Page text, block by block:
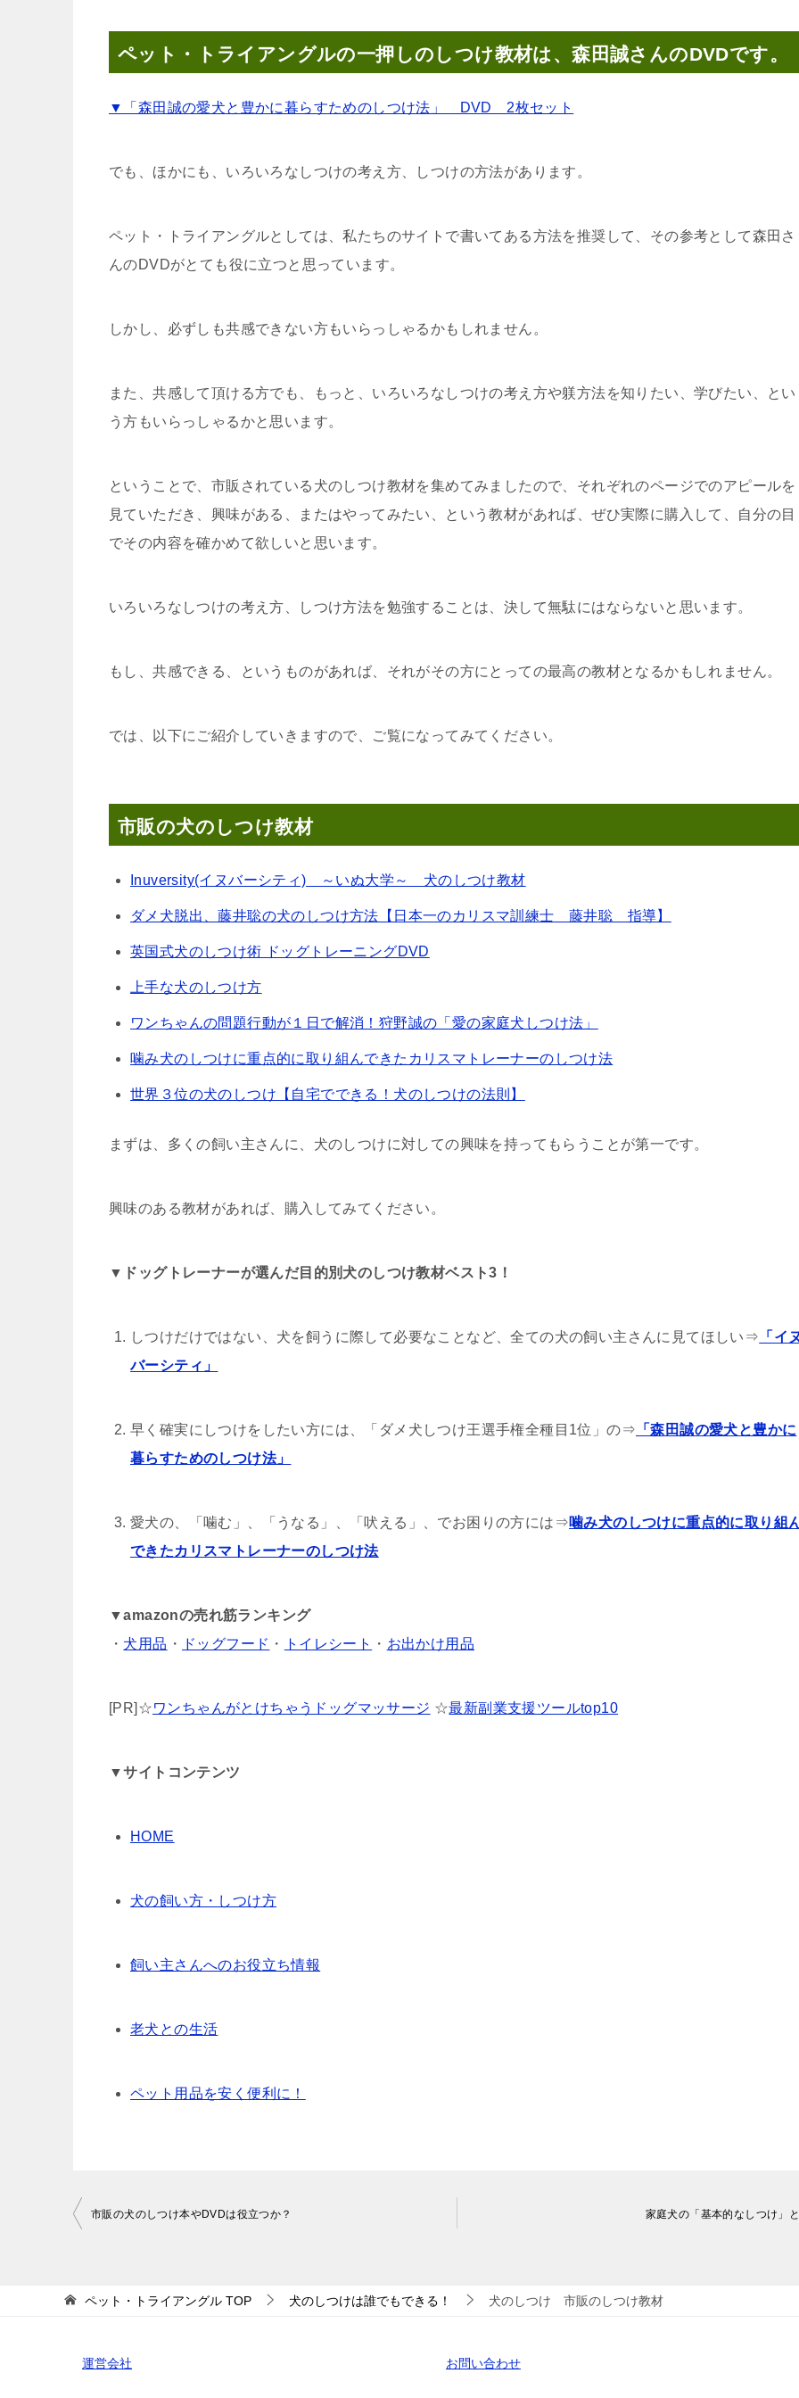
ペット・トライアングルの一押しのしつけ教材は、森田誠さんのDVDです。
▼「森田誠の愛犬と豊かに暮らすためのしつけ法」 DVD 2枚セット
でも、ほかにも、いろいろなしつけの考え方、しつけの方法があります。
ペット・トライアングルとしては、私たちのサイトで書いてある方法を推奨して、その参考として森田さ
んのDVDがとても役に立つと思っています。
しかし、必ずしも共感できない方もいらっしゃるかもしれません。
また、共感して頂ける方でも、もっと、いろいろなしつけの考え方や躾方法を知りたい、学びたい、とい
う方もいらっしゃるかと思います。
ということで、市販されている犬のしつけ教材を集めてみましたので、それぞれのページでのアピールを
見ていただき、興味がある、またはやってみたい、という教材があれば、ぜひ実際に購入して、自分の目
でその内容を確かめて欲しいと思います。
いろいろなしつけの考え方、しつけ方法を勉強することは、決して無駄にはならないと思います。
もし、共感できる、というものがあれば、それがその方にとっての最高の教材となるかもしれません。
では、以下にご紹介していきますので、ご覧になってみてください。
市販の犬のしつけ教材
Inuversity(イヌバーシティ) ～いぬ大学～ 犬のしつけ教材
ダメ犬脱出、藤井聡の犬のしつけ方法【日本一のカリスマ訓練士 藤井聡 指導】
英国式犬のしつけ術 ドッグトレーニングDVD
上手な犬のしつけ方
ワンちゃんの問題行動が１日で解消！狩野誠の「愛の家庭犬しつけ法」
噛み犬のしつけに重点的に取り組んできたカリスマトレーナーのしつけ法
世界３位の犬のしつけ【自宅でできる！犬のしつけの法則】
まずは、多くの飼い主さんに、犬のしつけに対しての興味を持ってもらうことが第一です。
興味のある教材があれば、購入してみてください。
▼ドッグトレーナーが選んだ目的別犬のしつけ教材ベスト3！
しつけだけではない、犬を飼うに際して必要なことなど、全ての犬の飼い主さんに見てほしい⇒ 「イ
バーシティ」
早く確実にしつけをしたい方には、「ダメ犬しつけ王選手権全種目1位」の⇒ 「森田誠の愛犬と豊かに
暮らすためのしつけ法」
愛犬の、「噛む」、「うなる」、「吠える」、でお困りの方には⇒噛み犬のしつけに重点的に取り組
できたカリスマトレーナーのしつけ法
▼amazonの売れ筋ランキング
・ 犬用品 ・ ドッグフード ・ トイレシート ・ お出かけ用品
[PR]☆ワンちゃんがとけちゃうドッグマッサージ ☆最新副業支援ツールtop10
▼サイトコンテンツ
HOME
犬の飼い方・しつけ方
飼い主さんへのお役立ち情報
老犬との生活
ペット用品を安く便利に！
投
ビ
ー
市販の犬のしつけ本やDVDは役立つか？ 家庭犬の「基本的なしつけ」
ペット・トライアングル TOP 犬のしつけは誰でもできる！ 犬のしつけ 市販のしつけ教材
運営会社 お問い合わせ